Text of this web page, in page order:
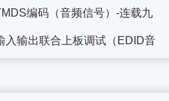
编码（音频信号）-连载九
入输出联合上板调试（EDID音